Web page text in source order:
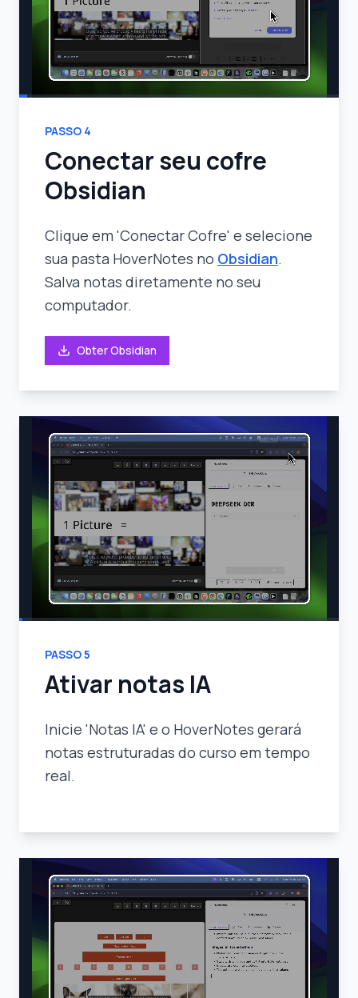
PASSO 4
Conectar seu cofre
Obsidian
Clique em 'Conectar Cofre' e selecione
sua pasta HoverNotes no Obsidian.
Salva notas diretamente no seu
computador.
Obter Obsidian
PASSO5
Ativar notas IA
Inicie 'Notas IA' e o HoverNotes gerará
notas estruturadas do curso em tempo
real.